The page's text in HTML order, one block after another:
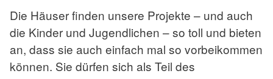
Die Häuser finden unsere Projekte – und auch
die Kinder und Jugendlichen – so toll und bieten
an, dass sie auch einfach mal so vorbeikommen
können. Sie dürfen sich als Teil des